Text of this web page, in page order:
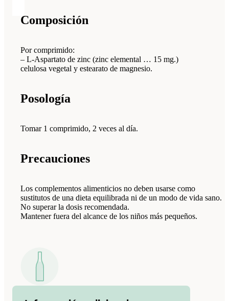
Composición
Por comprimido:
– L-Aspartato de zinc (zinc elemental … 15 mg.)
celulosa vegetal y estearato de magnesio.
Posología
Tomar 1 comprimido, 2 veces al día.
Precauciones
Los complementos alimenticios no deben usarse como
sustitutos de una dieta equilibrada ni de un modo de vida sano.
No superar la dosis recomendada.
Mantener fuera del alcance de los niños más pequeños.